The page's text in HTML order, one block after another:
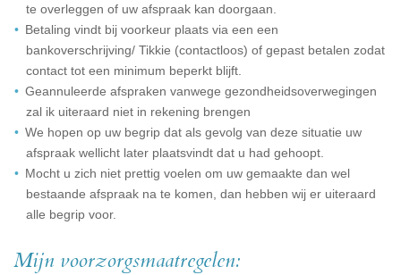
te overleggen of uw afspraak kan doorgaan.
Betaling vindt bij voorkeur plaats via een een
bankoverschrijving/ Tikkie (contactloos) of gepast betalen zodat
contact tot een minimum beperkt blijft.
Geannuleerde afspraken vanwege gezondheidsoverwegingen
zal ik uiteraard niet in rekening brengen
We hopen op uw begrip dat als gevolg van deze situatie uw
afspraak wellicht later plaatsvindt dat u had gehoopt.
Mocht u zich niet prettig voelen om uw gemaakte dan wel
bestaande afspraak na te komen, dan hebben wij er uiteraard
alle begrip voor.
Mijn voorzorgsmaatregelen: